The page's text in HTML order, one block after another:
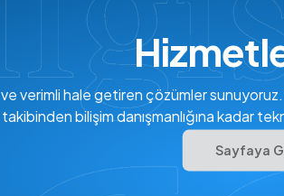
ve verimli hale getiren çözümler
takibinden bilişim danışmanlığına kadar
Sayfaya